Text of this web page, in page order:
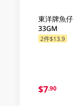
東洋牌魚
33GM
2件$13.9
$7.90